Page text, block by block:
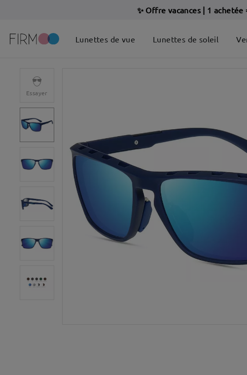
✨ Offre vacances| 1 achetée
Lunettes de vue Lunettes de soleil
Essayer